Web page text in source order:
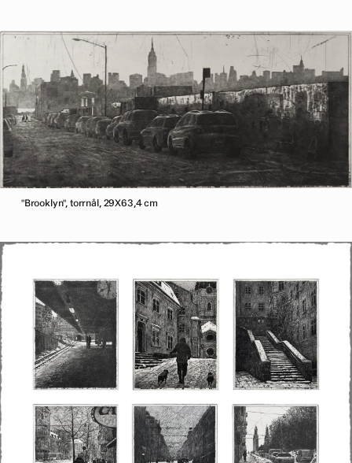
"Brooklyn", torrnål, 29X63,4 cm